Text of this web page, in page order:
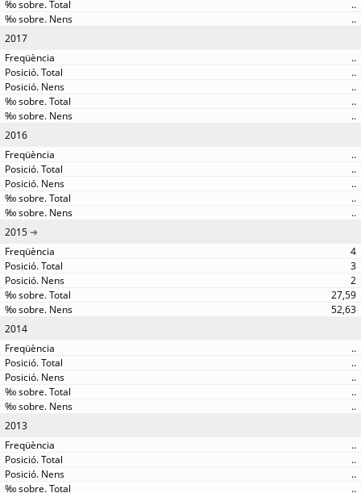
..
..
2017
..
..
..
..
..
2016
..
..
..
..
..
2015
4
3
2
27,59
52,63
2014
..
..
..
..
..
2013
..
..
..
..